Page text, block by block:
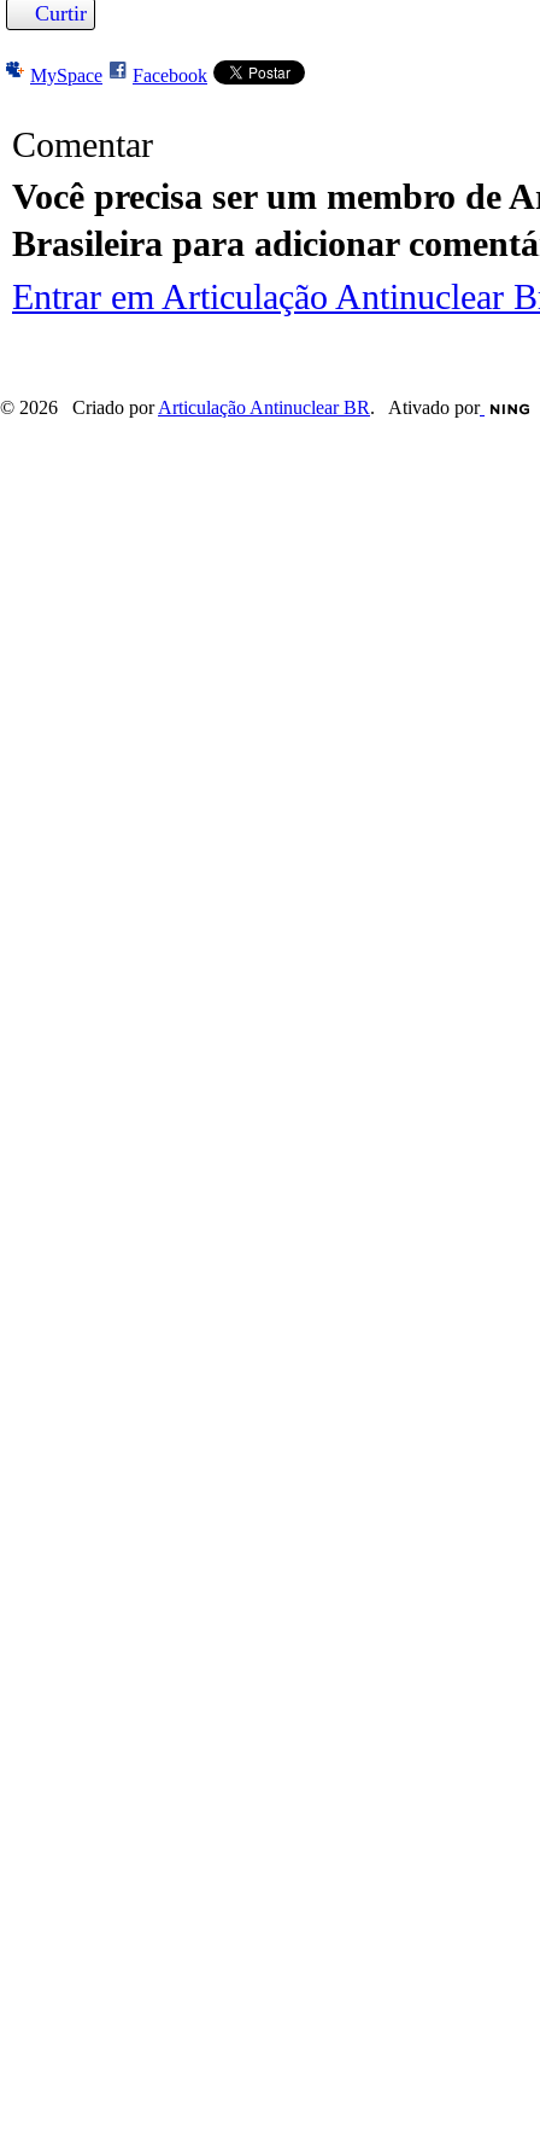
Curtir
MySpace Facebook
Comentar
Você precisa ser um membro de
Brasileira para adicionar
Entrar em Articulação Antinuclear
© 2026 Criado porArticulação Antinuclear BR. Ativado por